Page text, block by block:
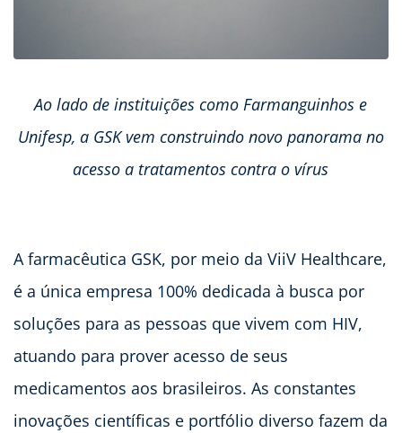
Ao lado de instituições como Farmanguinhos e
Unifesp, a GSK vem construindo novo panorama no
acesso a tratamentos contra o vírus
A farmacêutica GSK, por meio da ViiV Healthcare,
é a única empresa 100% dedicada à busca por
soluções para as pessoas que vivem com HIV,
atuando para prover acesso de seus
medicamentos aos brasileiros. As constantes
inovações científicas e portfólio diverso fazem da